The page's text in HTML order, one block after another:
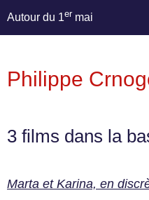
Autour du 1er mai
Philippe
3 films dans la
Marta et Karina, en